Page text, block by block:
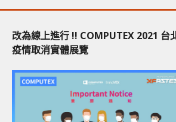
改為線上進行 !! COMPUTEX 2021 台
疫情取消實體展覽